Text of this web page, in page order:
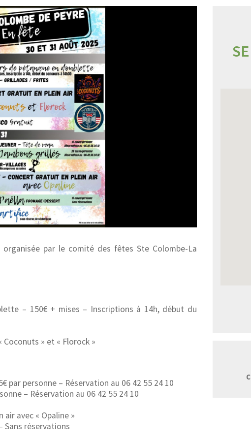
par le comité des fêtes Ste Colombe-La
– 150€ + mises – Inscriptions à 14h, début du
» et « Florock »
par personne – Réservation au 06 42 55 24 10
– Réservation au 06 42 55 24 10
avec « Opaline »
Sans réservations